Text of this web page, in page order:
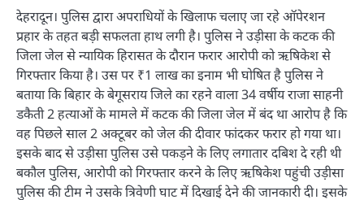
देहरादून। पुलिस द्वारा अपराधियों के खिलाफ चलाए जा रहे ऑपेरशन
प्रहार के तहत बड़ी सफलता हाथ लगी है। पुलिस ने उड़ीसा के कटक की
जिला जेल से न्यायिक हिरासत के दौरान फरार आरोपी को ऋषिकेश से
गिरफ्तार किया है। उस पर ₹1 लाख का इनाम भी घोषित है पुलिस ने
बताया कि बिहार के बेगूसराय जिले का रहने वाला 34 वर्षीय राजा साहनी
डकैती 2 हत्याओं के मामले में कटक की जिला जेल में बंद था आरोप है कि
वह पिछले साल 2 अक्टूबर को जेल की दीवार फांदकर फरार हो गया था।
इसके बाद से उड़ीसा पुलिस उसे पकड़ने के लिए लगातार दबिश दे रही थी
बकौल पुलिस, आरोपी को गिरफ्तार करने के लिए ऋषिकेश पहुंची उड़ीसा
पुलिस की टीम ने उसके त्रिवेणी घाट में दिखाई देने की जानकारी दी। इसके